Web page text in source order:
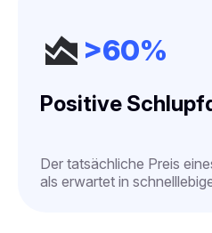
>60%
Positive
Der tatsächliche Preis
als erwartet in